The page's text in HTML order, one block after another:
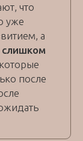
что
уже
а
слишком
после